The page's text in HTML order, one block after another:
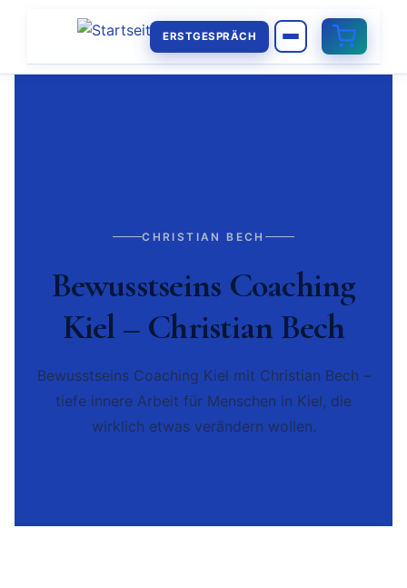
ERSTGESPRÄCH
CHRISTIAN BECH
Bewusstseins Coaching
Kiel – Christian Bech
Bewusstseins Coaching Kiel mit Christian Bech –
tiefe innere Arbeit für Menschen in Kiel, die
wirklich etwas verändern wollen.